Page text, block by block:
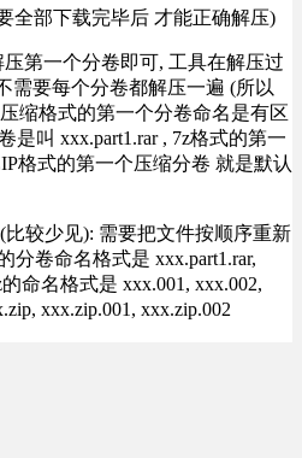
全部下载完毕后 才能正确解压)
第一个分卷即可, 工具在解压过
需要每个分卷都解压一遍 (所以
缩格式的第一个分卷命名是有区
是叫 xxx.part1.rar , 7z格式的第一
格式的第一个压缩分卷 就是默认
较少见): 需要把文件按顺序重新
分卷命名格式是 xxx.part1.rar,
的命名格式是 xxx.001, xxx.002,
xxx.zip.001, xxx.zip.002